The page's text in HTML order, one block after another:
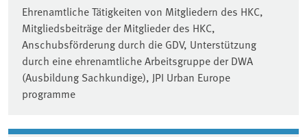
Ehrenamtliche Tätigkeiten von Mitgliedern des HKC,
Mitgliedsbeiträge der Mitglieder des HKC,
Anschubsförderung durch die GDV, Unterstützung
durch eine ehrenamtliche Arbeitsgruppe der DWA
(Ausbildung Sachkundige), JPI Urban Europe
programme